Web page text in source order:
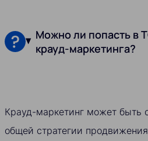
Можно ли попасть в
крауд-маркетинга?
Крауд-маркетинг может быть
общей стратегии